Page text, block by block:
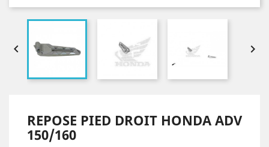
 
REPOSE PIED DROIT HONDA ADV
150/160